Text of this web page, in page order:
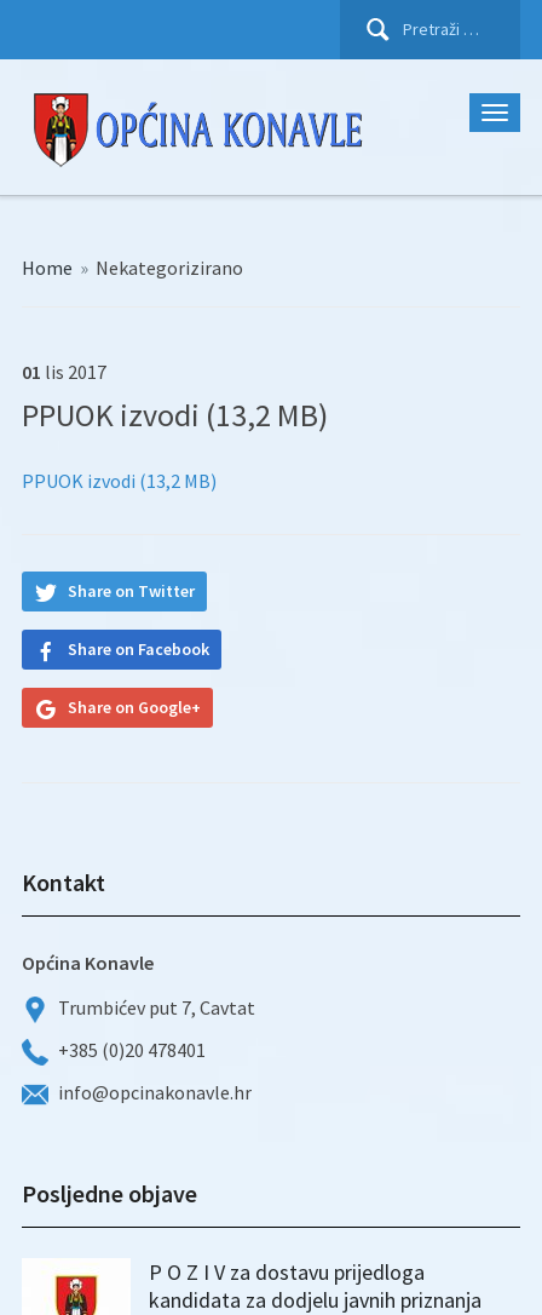
Pretraži:
Home » Nekategorizirano
01 lis 2017
PPUOK izvodi (13,2 MB)
PPUOK izvodi (13,2 MB)
Share on Twitter
Share on Facebook
Share on Google+
Kontakt
Općina Konavle
Trumbićev put 7, Cavtat
+385 (0)20 478401
info@opcinakonavle.hr
Posljedne objave
P O Z I V za dostavu prijedloga
kandidata za dodjelu javnih priznanja